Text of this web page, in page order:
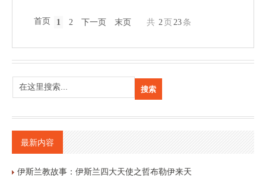
首页 1 2 下一页 末页 共 2 页 23 条
最新内容
伊斯兰教故事：伊斯兰四大天使之哲布勒伊来天